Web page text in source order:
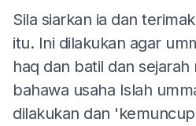
Sila siarkan ia dan
itu. Ini dilakukan agar
haq dan batil dan
bahawa usaha Islah
dilakukan dan